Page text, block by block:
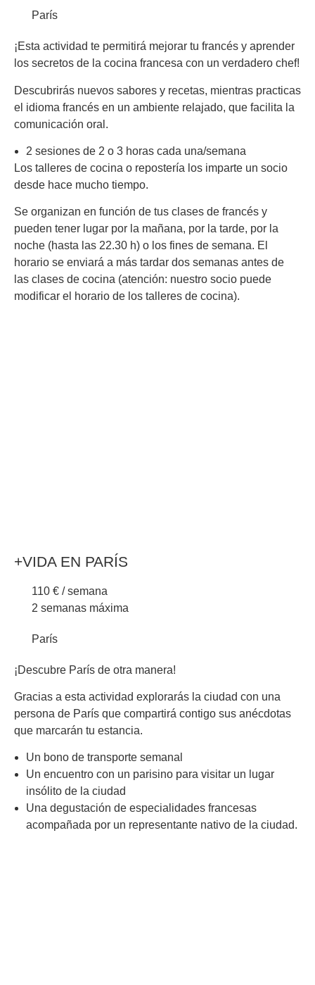
París
¡Esta actividad te permitirá mejorar tu francés y aprender
los secretos de la cocina francesa con un verdadero chef!
Descubrirás nuevos sabores y recetas, mientras practicas
el idioma francés en un ambiente relajado, que facilita la
comunicación oral.
2 sesiones de 2 o 3 horas cada una/semana
Los talleres de cocina o repostería los imparte un socio
desde hace mucho tiempo.
Se organizan en función de tus clases de francés y
pueden tener lugar por la mañana, por la tarde, por la
noche (hasta las 22.30 h) o los fines de semana. El
horario se enviará a más tardar dos semanas antes de
las clases de cocina (atención: nuestro socio puede
modificar el horario de los talleres de cocina).
+VIDA EN PARÍS
110 € / semana
2 semanas máxima
París
¡Descubre París de otra manera!
Gracias a esta actividad explorarás la ciudad con una
persona de París que compartirá contigo sus anécdotas
que marcarán tu estancia.
Un bono de transporte semanal
Un encuentro con un parisino para visitar un lugar
insólito de la ciudad
Una degustación de especialidades francesas
acompañada por un representante nativo de la ciudad.